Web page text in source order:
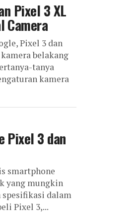
Pixel 3 XL
Camera
Pixel 3 dan
belakang
tanya
kamera
Pixel 3 dan
smartphone
yang mungkin
dalam
Pixel 3,...